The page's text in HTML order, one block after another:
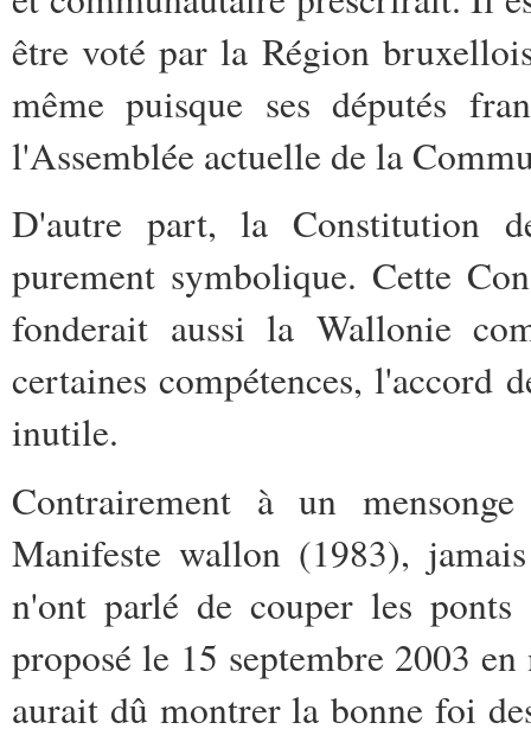
être voté par la Région
même puisque ses députés
l'Assemblée actuelle de la
D'autre part, la Constitution
purement symbolique. Cette
fonderait aussi la Wallonie
certaines compétences, l'accord
inutile.
Contrairement à un
Manifeste wallon (1983),
n'ont parlé de couper les
proposé le 15 septembre 2003
aurait dû montrer la bonne foi